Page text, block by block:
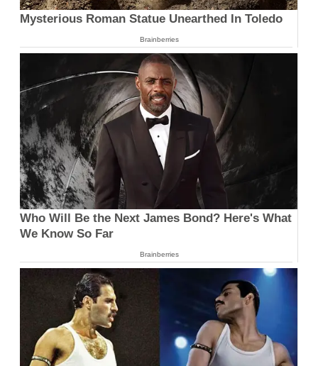
Mysterious Roman Statue Unearthed In Toledo
Brainberries
Who Will Be the Next James Bond? Here's What
We Know So Far
Brainberries